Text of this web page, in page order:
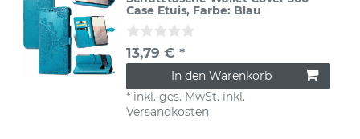
Case Etuis, Farbe: Blau
13,79 € *
In den Warenkorb
* inkl. ges. MwSt. inkl.
Versandkosten